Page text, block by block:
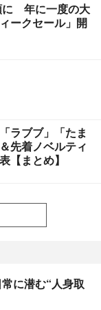
に 年に一度の大
ークセール」開
ラブブ」「たま
先着ノベルティ
まとめ】
に潜む“人身取